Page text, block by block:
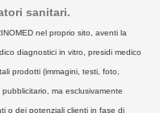
sanitari.
nel proprio sito, aventi la
diagnostici in vitro, presidi medico
prodotti (immagini, testi, foto,
ma esclusivamente
o dei potenziali clienti in fase di